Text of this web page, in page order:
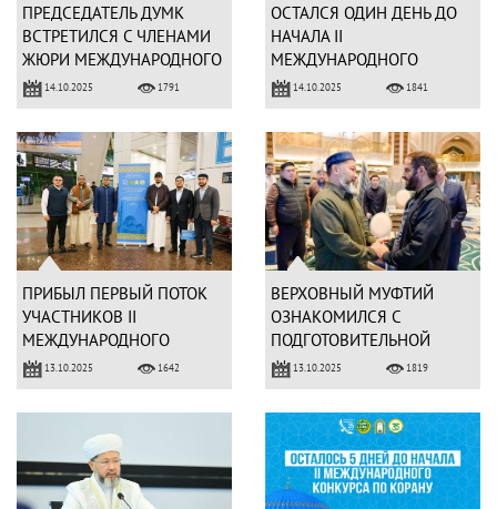
ПРЕДСЕДАТЕЛЬ ДУМК
ВСТРЕТИЛСЯ С ЧЛЕНАМИ
ЖЮРИ МЕЖДУНАРОДНОГО
КОНКУРСА ЧТЕЦОВ
КОРАНА
14.10.2025 1791
ОСТАЛСЯ ОДИН ДЕНЬ ДО
НАЧАЛА II
МЕЖДУНАРОДНОГО
КОНКУРСА ЧТЕЦОВ
КОРАНА
14.10.2025 1841
ПРИБЫЛ ПЕРВЫЙ ПОТОК
УЧАСТНИКОВ ІІ
МЕЖДУНАРОДНОГО
КОНКУРСА ЧТЕЦОВ
КОРАНА
13.10.2025 1642
ВЕРХОВНЫЙ МУФТИЙ
ОЗНАКОМИЛСЯ С
ПОДГОТОВИТЕЛЬНОЙ
РАБОТОЙ
МЕЖДУНАРОДНОГО
КОНКРУСА ЧТЕЦОВ
КОРАНА
13.10.2025 1819